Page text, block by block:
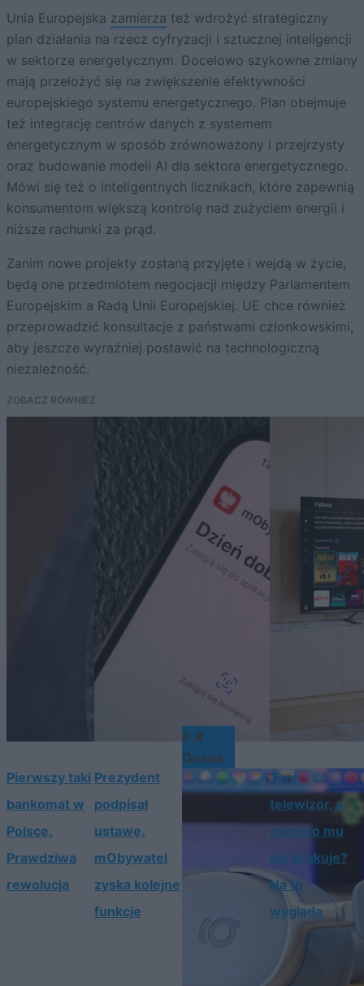
Unia Europejska zamierza też wdrożyć strategiczny
plan działania na rzecz cyfryzacji i sztucznej inteligencji
w sektorze energetycznym. Docelowo szykowne zmiany
mają przełożyć się na zwiększenie efektywności
europejskiego systemu energetycznego. Plan obejmuje
też integrację centrów danych z systemem
energetycznym w sposób zrównoważony i przejrzysty
oraz budowanie modeli AI dla sektora energetycznego.
Mówi się też o inteligentnych licznikach, które zapewnią
konsumentom większą kontrolę nad zużyciem energii i
niższe rachunki za prąd.
Zanim nowe projekty zostaną przyjęte i wejdą w życie,
będą one przedmiotem negocjacji między Parlamentem
Europejskim a Radą Unii Europejskiej. UE chce również
przeprowadzić konsultacje z państwami członkowskimi,
aby jeszcze wyraźniej postawić na technologiczną
niezależność.
ZOBACZ RÓWNIEŻ
Pierwszy taki
bankomat w
Polsce.
Prawdziwa
rewolucja
Prezydent
podpisał
ustawę.
mObywatel
zyska kolejne
funkcje
8.8
Ocena
Tani
telewizor, a
niczego mu
nie brakuje?
Na to
wygląda